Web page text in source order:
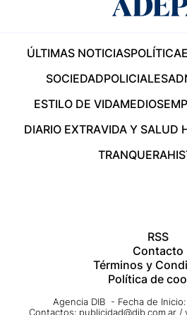
ÚLTIMAS NOTICIASPOLÍTICA
SOCIEDADPOLICIALES
ESTILO DE VIDAMEDIOS
DIARIO EXTRAVIDA Y SALUD
TRANQUERA
RSS
Contacto
Términos y
Política de
Agencia DIB - Fecha de
Contactos: publicidad@dib.com.ar /